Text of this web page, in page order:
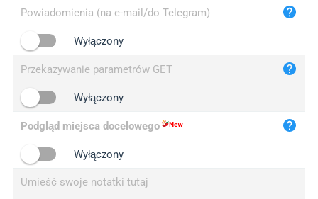
Powiadomienia (na e-mail/do Telegram)
Wyłączony
Przekazywanie parametrów GET
Wyłączony
Podgląd miejsca docelowego
Wyłączony
Umieść swoje notatki tutaj